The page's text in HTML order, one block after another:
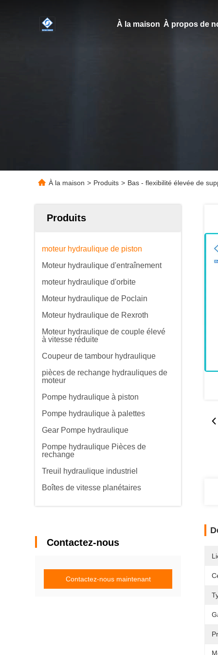
À la maison À propos de
À la maison > Produits > Bas - flexibilité élevée de
Produits
moteur hydraulique de piston
Moteur hydraulique d'entraînement
moteur hydraulique d'orbite
Moteur hydraulique de Poclain
Moteur hydraulique de Rexroth
Moteur hydraulique de couple élevé
à vitesse réduite
Coupeur de tambour hydraulique
pièces de rechange hydrauliques de
moteur
Pompe hydraulique à piston
Pompe hydraulique à palettes
Gear Pompe hydraulique
Pompe hydraulique Pièces de
rechange
Treuil hydraulique industriel
Boîtes de vitesse planétaires
Contactez-nous
Contactez-nous maintenant